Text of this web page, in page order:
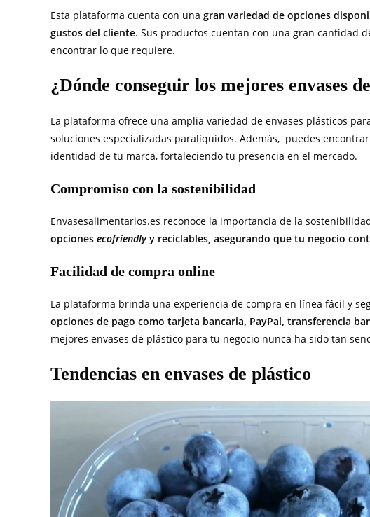
Esta plataforma cuenta con una gran variedad de opciones
gustos del cliente. Sus productos cuentan con una gran cantidad
encontrar lo que requiere.
¿Dónde conseguir los mejores envases
La plataforma ofrece una amplia variedad de envases plásticos
soluciones especializadas paralíquidos. Además, puedes
identidad de tu marca, fortaleciendo tu presencia en el mercado.
Compromiso con la sostenibilidad
Envasesalimentarios.es reconoce la importancia de la
opciones ecofriendlyy reciclables, asegurando que tu negocio
Facilidad de compra online
La plataforma brinda una experiencia de compra en línea fácil y
opciones de pago como tarjeta bancaria, PayPal, transferencia
mejores envases de plástico para tu negocio nunca ha sido tan
Tendencias en envases de plástico